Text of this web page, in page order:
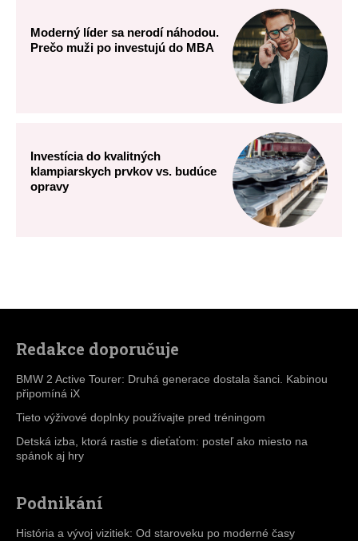
Redakce doporučuje
BMW 2 Active Tourer: Druhá generace dostala šanci. Kabinou
připomíná iX
Tieto výživové doplnky používajte pred tréningom
Detská izba, ktorá rastie s dieťaťom: posteľ ako miesto na
spánok aj hry
Podnikání
História a vývoj vizitiek: Od staroveku po moderné časy